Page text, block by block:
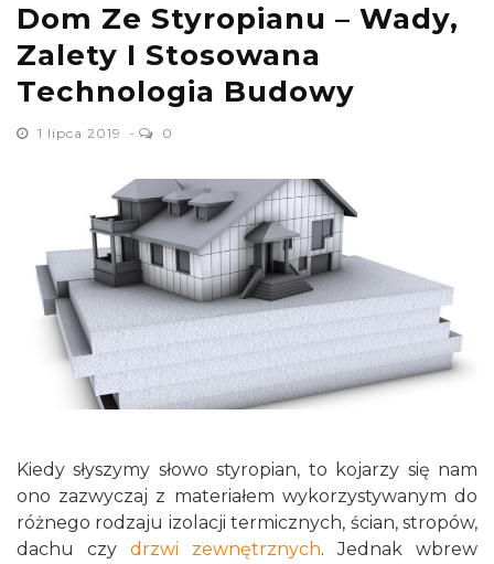
Dom Ze Styropianu – Wady,
Zalety I Stosowana
Technologia Budowy
1 lipca 2019 0
Kiedy słyszymy słowo styropian, to kojarzy się nam
ono zazwyczaj z materiałem wykorzystywanym do
różnego rodzaju izolacji termicznych, ścian, stropów,
dachu czy drzwi zewnętrznych. Jednak wbrew